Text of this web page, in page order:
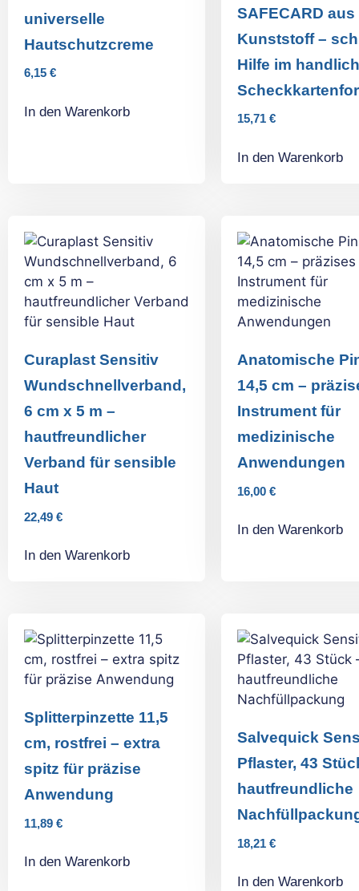
universelle
Hautschutzcreme
6,15 €
In den Warenkorb
SAFECARD aus
Kunststoff –
Hilfe im
15,71 €
In den Warenkorb
Curaplast Sensitiv
Wundschnellverband,
6 cm x 5 m –
hautfreundlicher
Verband für sensible
Haut
22,49 €
In den Warenkorb
Anatomische
14,5 cm –
Instrument für
medizinische
Anwendungen
16,00 €
In den Warenkorb
Splitterpinzette 11,5
cm, rostfrei – extra
spitz für präzise
Anwendung
11,89 €
In den Warenkorb
Salvequick
Pflaster, 43
hautfreundliche
18,21 €
In den Warenkorb